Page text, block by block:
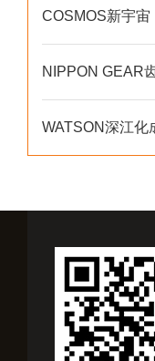
COSMOS新宇宙
NIPPON GEAR
WATSON深江化